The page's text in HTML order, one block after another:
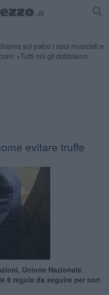
evitare truffe
Unione Nazionale
8 regole da seguire per non